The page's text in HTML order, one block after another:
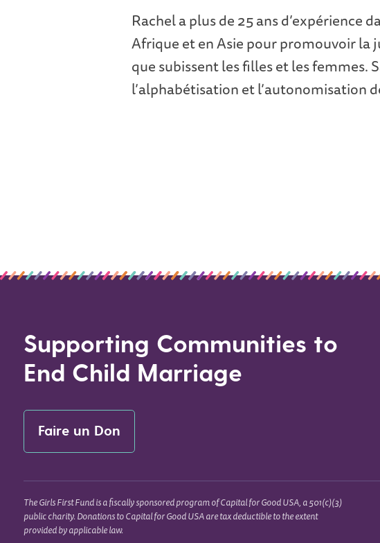
Rachel a plus de 25 ans
Afrique et en Asie pour promouvoir la
que subissent les filles et les femmes.
l’alphabétisation et l’autonomisation
Supporting Communities to
End Child Marriage
Faire un Don
The Girls First Fund is a fiscally sponsored program of Capital for Good USA, a 501(c)(3)
public charity. Donations to Capital for Good USA are tax deductible to the extent
provided by applicable law.